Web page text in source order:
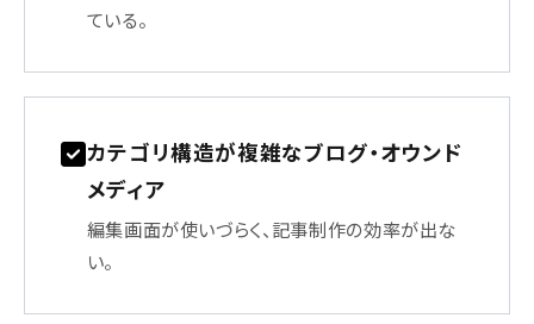
ている。
カテゴリ構造が複雑なブログ・オウンド
メディア
編集画面が使いづらく、記事制作の効率が出な
い。